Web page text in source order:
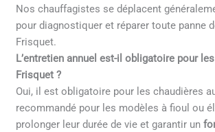
Nos chauffagistes se déplacent
pour diagnostiquer et réparer toute panne
Frisquet.
L’entretien annuel est-il obligatoire pour
Frisquet ?
Oui, il est obligatoire pour les chaudières
recommandé pour les modèles à fioul ou
prolonger leur durée de vie et garantir un